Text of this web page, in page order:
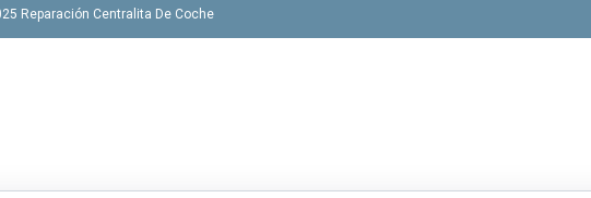
Reparación Centralita De Coche